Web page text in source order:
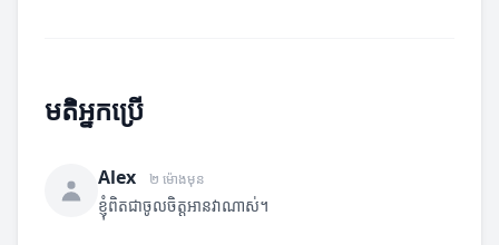
មតិអ្នកប្រើ
Alex ២ ម៉ោងមុន
ខ្ញុំពិតជាចូលចិត្តអានវាណាស់។